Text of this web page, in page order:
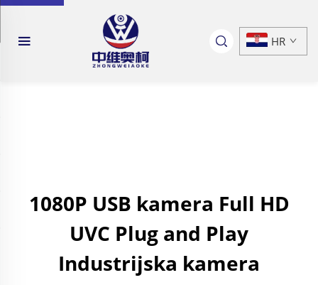
HR
1080P USB kamera Full HD
UVC Plug and Play
Industrijska kamera